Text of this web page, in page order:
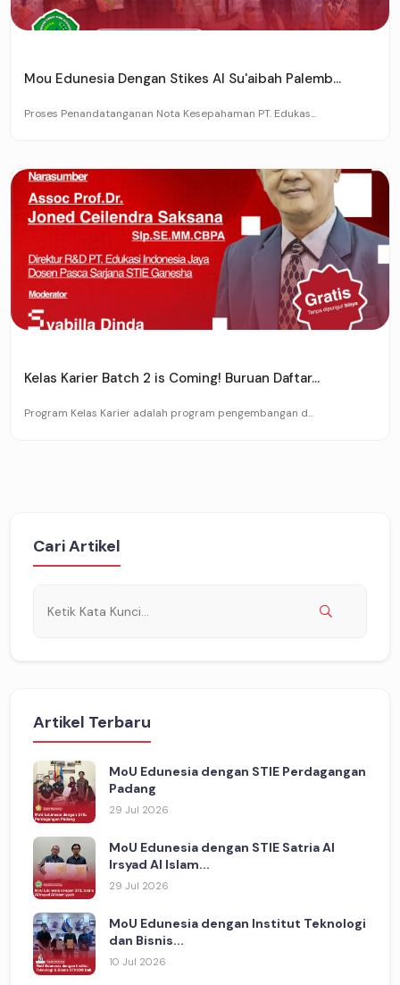
Mou Edunesia Dengan Stikes Al Su'aibah Palemb...
Proses Penandatanganan Nota Kesepahaman PT. Edukas...
Kelas Karier Batch 2 is Coming! Buruan Daftar...
Program Kelas Karier adalah program pengembangan d...
Cari Artikel
Artikel Terbaru
MoU Edunesia dengan STIE Perdagangan
Padang
29 Jul 2026
MoU Edunesia dengan STIE Satria Al
Irsyad Al Islam...
29 Jul 2026
MoU Edunesia dengan Institut Teknologi
dan Bisnis...
10 Jul 2026